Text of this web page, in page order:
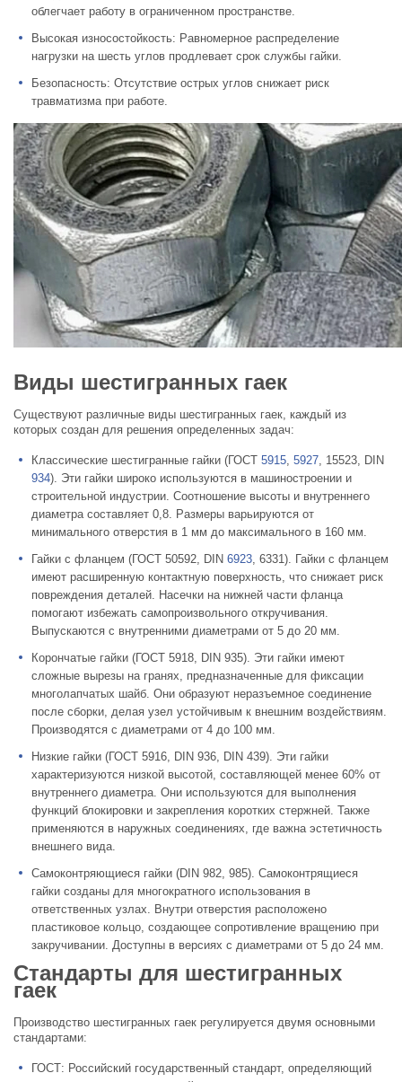
облегчает работу в ограниченном пространстве.
Высокая износостойкость: Равномерное распределение
нагрузки на шесть углов продлевает срок службы гайки.
Безопасность: Отсутствие острых углов снижает риск
травматизма при работе.
Виды шестигранных гаек
Существуют различные виды шестигранных гаек, каждый из
которых создан для решения определенных задач:
Классические шестигранные гайки (ГОСТ 5915 5927 , 15523, DIN
934). Эти гайки широко используются в машиностроении и
строительной индустрии. Соотношение высоты и внутреннего
диаметра составляет 0,8. Размеры варьируются от
минимального отверстия в 1 мм до максимального в 160 мм.
Гайки с фланцем (ГОСТ 50592, DIN 6923 , 6331).
Гайки с фланцем
имеют расширенную контактную поверхность, что снижает риск
повреждения деталей. Насечки на нижней части фланца
помогают избежать самопроизвольного откручивания.
Выпускаются с внутренними диаметрами от 5 до 20 мм.
Корончатые гайки (ГОСТ 5918, DIN 935). Эти гайки имеют
сложные вырезы на гранях, предназначенные для фиксации
многолапчатых шайб. Они образуют неразъемное соединение
после сборки, делая узел устойчивым к внешним воздействиям.
Производятся с диаметрами от 4 до 100 мм.
Низкие гайки (ГОСТ 5916, DIN 936, DIN 439). Эти гайки
характеризуются низкой высотой, составляющей менее 60% от
внутреннего диаметра. Они используются для выполнения
функций блокировки и закрепления коротких стержней. Также
применяются в наружных соединениях, где важна эстетичность
внешнего вида.
Самоконтряющиеся гайки (DIN 982, 985). Самоконтрящиеся
гайки созданы для многократного использования в
ответственных узлах. Внутри отверстия расположено
пластиковое кольцо, создающее сопротивление вращению при
закручивании. Доступны в версиях с диаметрами от 5 до 24 мм.
Стандарты для шестигранных
гаек
Производство шестигранных гаек регулируется двумя основными
стандартами:
ГОСТ: Российский государственный стандарт, определяющий